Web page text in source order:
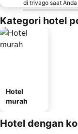
di trivago saat
Kategori hotel
Hotel
murah
Hotel dengan